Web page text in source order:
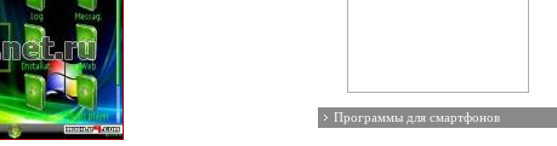
Программы для смартфонов